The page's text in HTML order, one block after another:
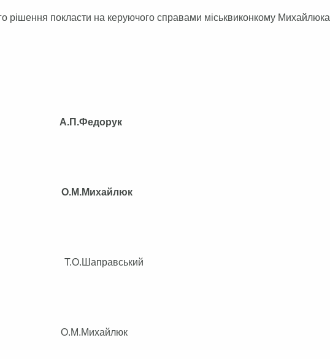
покласти на керуючого справами міськвиконкому Михайлюка
О.М.Михайлюк
Т.О.Шаправський
О.М.Михайлюк